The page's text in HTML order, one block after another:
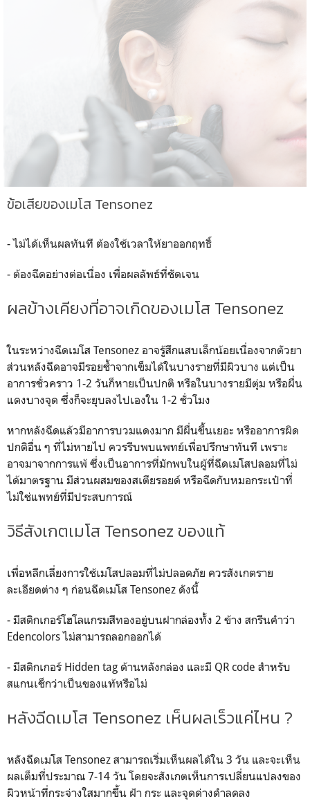
ข้อเสียของเมโส Tensonez
- ไม่ได้เห็นผลทันที ต้องใช้เวลาให้ยาออกฤทธิ์
- ต้องฉีดอย่างต่อเนื่อง เพื่อผลลัพธ์ที่ชัดเจน
ผลข้างเคียงที่อาจเกิดของเมโส Tensonez
ในระหว่างฉีดเมโส Tensonez อาจรู้สึกแสบเล็กน้อยเนื่องจากตัวยา
ส่วนหลังฉีดอาจมีรอยช้ำจากเข็มได้ในบางรายที่มีผิวบาง แต่เป็น
อาการชั่วคราว 1-2 วันก็หายเป็นปกติ หรือในบางรายมีตุ่ม หรือผื่น
แดงบางจุด ซึ่งก็จะยุบลงไปเองใน 1-2 ชั่วโมง
หากหลังฉีดแล้วมีอาการบวมแดงมาก มีผื่นขึ้นเยอะ หรืออาการผิด
ปกติอื่น ๆ ที่ไม่หายไป ควรรีบพบแพทย์เพื่อปรึกษาทันที เพราะ
อาจมาจากการแพ้ ซึ่งเป็นอาการที่มักพบในผู้ที่ฉีดเมโสปลอมที่ไม่
ได้มาตรฐาน มีส่วนผสมของสเตียรอยด์ หรือฉีดกับหมอกระเป๋าที่
ไม่ใช่แพทย์ที่มีประสบการณ์
วิธีสังเกตเมโส Tensonez ของแท้
เพื่อหลีกเลี่ยงการใช้เมโสปลอมที่ไม่ปลอดภัย ควรสังเกตราย
ละเอียดต่าง ๆ ก่อนฉีดเมโส Tensonez ดังนี้
- มีสติกเกอร์โฮโลแกรมสีทองอยู่บนฝากล่องทั้ง 2 ข้าง สกรีนคำว่า
Edencolors ไม่สามารถลอกออกได้
- มีสติกเกอร์ Hidden tag ด้านหลังกล่อง และมี QR code สำหรับ
สแกนเช็กว่าเป็นของแท้หรือไม่
หลังฉีดเมโส Tensonez เห็นผลเร็วแค่ไหน ?
หลังฉีดเมโส Tensonez สามารถเริ่มเห็นผลได้ใน 3 วัน และจะเห็น
ผลเต็มที่ประมาณ 7-14 วัน โดยจะสังเกตเห็นการเปลี่ยนแปลงของ
ผิวหน้าที่กระจ่างใสมากขึ้น ฝ้า กระ และจุดด่างดำลดลง